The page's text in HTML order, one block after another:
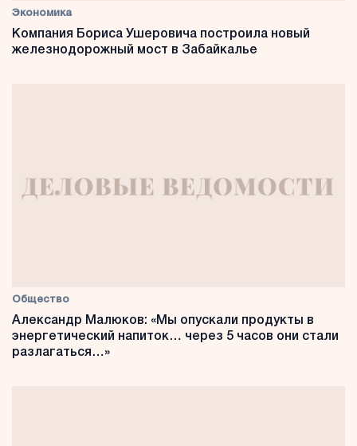
Экономика
Компания Бориса Ушеровича построила новый
железнодорожный мост в Забайкалье
Общество
Александр Малюков: «Мы опускали продукты в
энергетический напиток… через 5 часов они стали
разлагаться…»